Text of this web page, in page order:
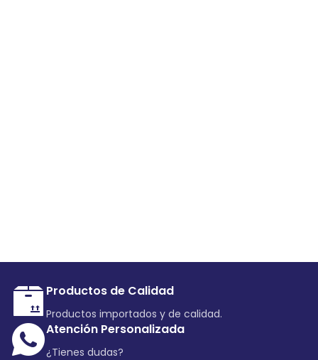
Productos de Calidad
Productos importados y de calidad.
Atención Personalizada
¿Tienes dudas?